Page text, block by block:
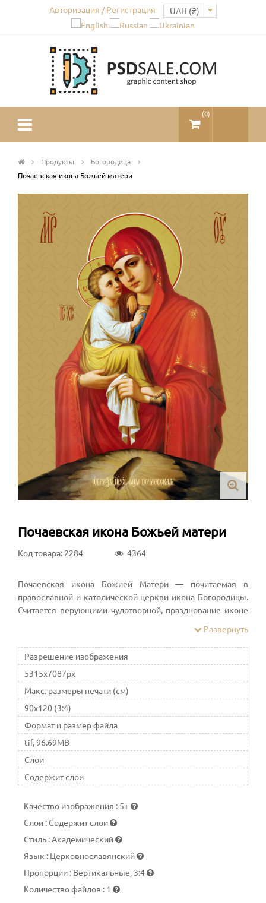
Авторизация / Регистрация
(0)
Продукты
Богородица
Почаевская икона Божьей матери
Почаевская икона Божьей матери
Код товара: 2284 4364
Почаевская икона Божией Матери — почитаемая в
православной и католической церкви икона Богородицы.
Считается верующими чудотворной, празднование иконе
Развернуть
Разрешение изображения
5315x7087px
Макс. размеры печати (см)
90x120 (3:4)
Формат и размер файла
tif, 96.69MB
Слои
Содержит слои
Качество изображения : 5+
Слои :Содержит слои
Стиль :Академический
Язык : Церковнославянский
Пропорции : Вертикальные, 3:4
Количество файлов : 1